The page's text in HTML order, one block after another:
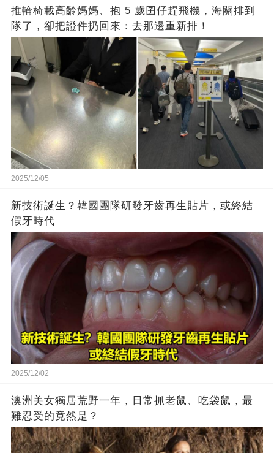
推輪椅載高齡媽媽、抱 5 歲囝仔趕飛機，海關排到
隊了，卻把證件扔回來：去那邊重新排！
2025/12/05
新技術誕生？韓國團隊研發牙齒再生貼片，或終結
假牙時代
2025/12/02
澳洲美女獨居荒野一年，日常抓老鼠、吃袋鼠，最
難忍受的竟然是？